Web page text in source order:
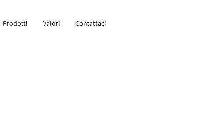
Prodotti Valori Contattaci